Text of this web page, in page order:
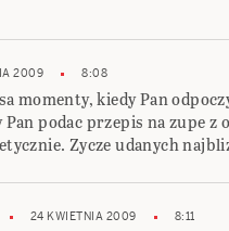
2009 8:08
momenty, kiedy Pan
podac przepis na zupe z
Zycze udanych
24 KWIETNIA 2009 8:11